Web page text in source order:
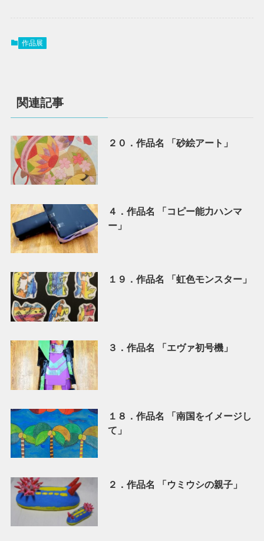
作品展
関連記事
２０．作品名 「砂絵アート」
４．作品名 「コピー能力ハンマ
ー」
１９．作品名 「虹色モンスター」
３．作品名 「エヴァ初号機」
１８．作品名 「南国をイメージし
て」
２．作品名 「ウミウシの親子」